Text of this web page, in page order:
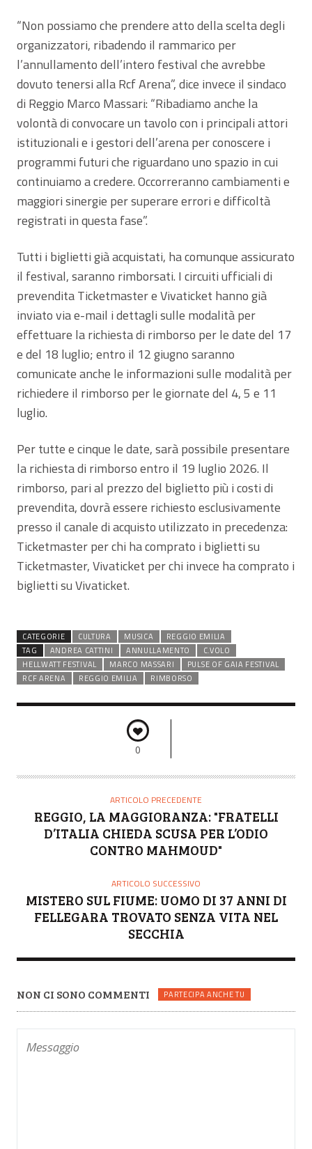
“Non possiamo che prendere atto della scelta degli
organizzatori, ribadendo il rammarico per
l’annullamento dell’intero festival che avrebbe
dovuto tenersi alla Rcf Arena”, dice invece il sindaco
di Reggio Marco Massari: “Ribadiamo anche la
volontà di convocare un tavolo con i principali attori
istituzionali e i gestori dell’arena per conoscere i
programmi futuri che riguardano uno spazio in cui
continuiamo a credere. Occorreranno cambiamenti e
maggiori sinergie per superare errori e difficoltà
registrati in questa fase”.
Tutti i biglietti già acquistati, ha comunque assicurato
il festival, saranno rimborsati. I circuiti ufficiali di
prevendita Ticketmaster e Vivaticket hanno già
inviato via e-mail i dettagli sulle modalità per
effettuare la richiesta di rimborso per le date del 17
e del 18 luglio; entro il 12 giugno saranno
comunicate anche le informazioni sulle modalità per
richiedere il rimborso per le giornate del 4, 5 e 11
luglio.
Per tutte e cinque le date, sarà possibile presentare
la richiesta di rimborso entro il 19 luglio 2026. Il
rimborso, pari al prezzo del biglietto più i costi di
prevendita, dovrà essere richiesto esclusivamente
presso il canale di acquisto utilizzato in precedenza:
Ticketmaster per chi ha comprato i biglietti su
Ticketmaster, Vivaticket per chi invece ha comprato i
biglietti su Vivaticket.
CATEGORIE CULTURA MUSICA
REGGIO EMILIA
TAG
ANDREA CATTINI ANNULLAMENTO
C.VOLO
HELLWATT FESTIVAL
MARCO MASSARI
PULSE OF GAIA FESTIVAL
RCF ARENA
REGGIO EMILIA RIMBORSO
0
ARTICOLO PRECEDENTE
REGGIO, LA MAGGIORANZA: "FRATELLI
D’ITALIA CHIEDA SCUSA PER L’ODIO
CONTRO MAHMOUD"
ARTICOLO SUCCESSIVO
MISTERO SUL FIUME: UOMO DI 37 ANNI DI
FELLEGARA TROVATO SENZA VITA NEL
SECCHIA
NON CI SONO COMMENTI PARTECIPA ANCHE TU